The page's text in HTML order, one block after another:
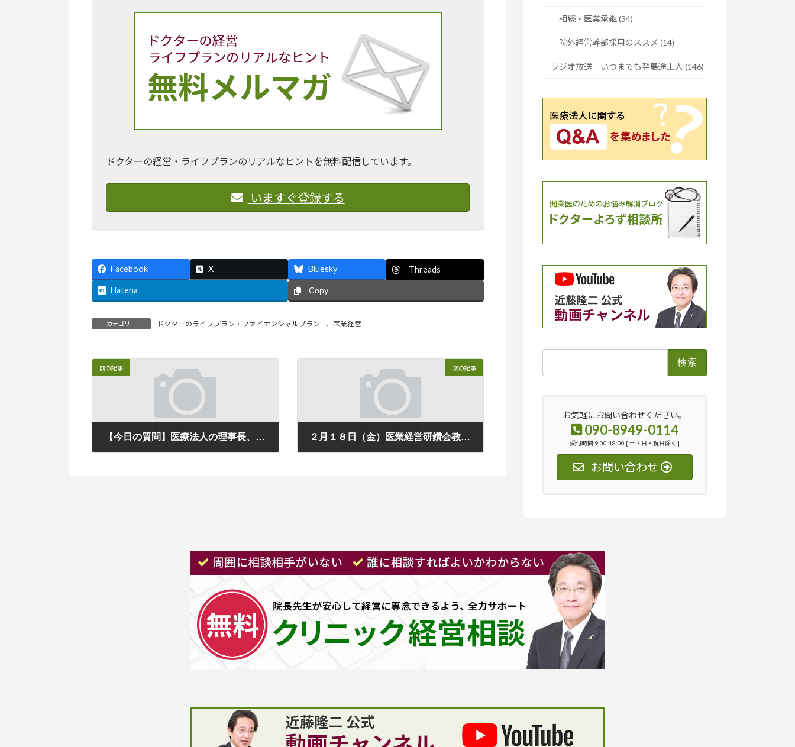
ドクターの経営・ライフプランのリアルなヒントを無料配信しています。
いますぐ登録する
Facebook X Bluesky Threads
Hatena Copy
カテゴリー ドクターのライフプラン・ファイナンシャルプラン 、 医業経営
前の記事
【今日の質問】医療法人の理事長、理事が人間ドックを受けました。医療法人の経費にできないと税理士さんに言われたのですがだめでなのでしょうか？ 【答え】はコチラ⇒
次の記事
２月１８日（金）医業経営研鑽会教育研修会を行います。テーマは【コンサルタントが知っておきたい個別指導と立入検査に関する基礎知識】です。体験参加受付中。
相続・医業承継 (34)
院外経営幹部採用のススメ (14)
ラジオ放送 いつまでも発展途上人 (146)
お気軽にお問い合わせください。
090-8949-0114
受付時間 9:00-18:00 [ 土・日・祝日除く ]
お問い合わせ